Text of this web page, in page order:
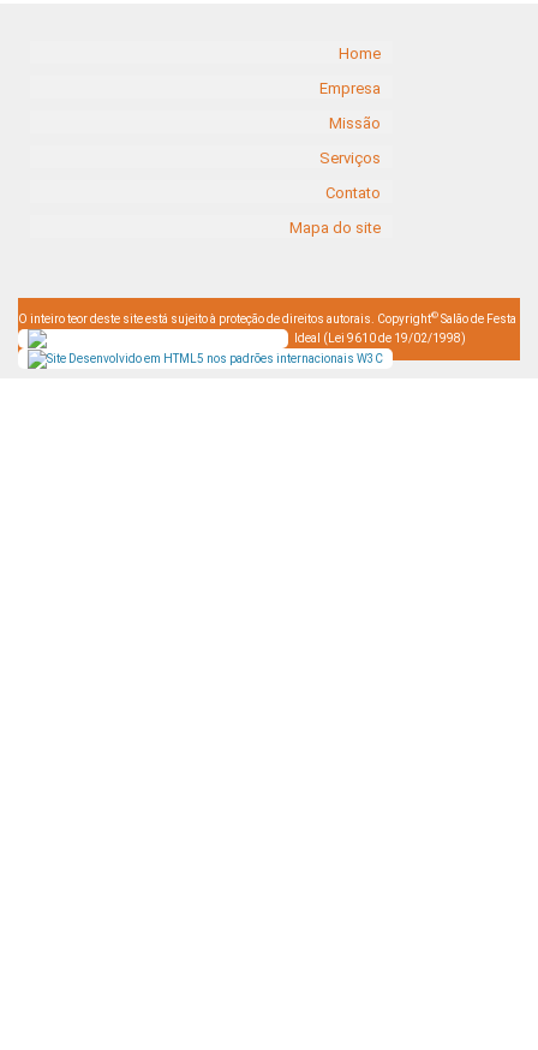
Home
Empresa
Missão
Serviços
Contato
Mapa do site
O inteiro teor deste site está sujeito à proteção de direitos autorais. Copyright© Salão de Festa
Ideal (Lei 9610 de 19/02/1998)